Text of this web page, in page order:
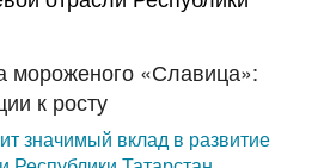
«Славица»:
к росту
значимый вклад в развитие